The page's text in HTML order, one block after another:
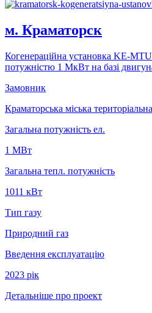
м. Краматорск
Когенерацiйна установка KE-
потужнiстю 1 MкВт на базi
Замовник
Краматорська міська
Загальна потужність ел.
1 MВт
Загальна тепл. потужність
1011 кВт
Тип газу
Природний газ
Введення експлуатацію
2023 рiк
Детальніше про проект